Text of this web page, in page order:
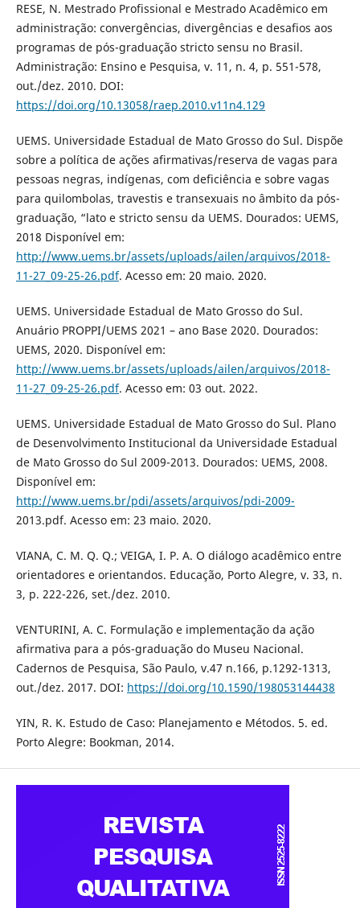
RESE, N. Mestrado Profissional e Mestrado Acadêmico em
administração: convergências, divergências e desafios aos
programas de pós-graduação stricto sensu no Brasil.
Administração: Ensino e Pesquisa, v. 11, n. 4, p. 551-578,
out./dez. 2010. DOI:
https://doi.org/10.13058/raep.2010.v11n4.129
UEMS. Universidade Estadual de Mato Grosso do Sul. Dispõe
sobre a política de ações afirmativas/reserva de vagas para
pessoas negras, indígenas, com deficiência e sobre vagas
para quilombolas, travestis e transexuais no âmbito da pós-
graduação, “lato e stricto sensu da UEMS. Dourados: UEMS,
2018 Disponível em:
http://www.uems.br/assets/uploads/ailen/arquivos/2018-
11-27_09-25-26.pdf. Acesso em: 20 maio. 2020.
UEMS. Universidade Estadual de Mato Grosso do Sul.
Anuário PROPPI/UEMS 2021 – ano Base 2020. Dourados:
UEMS, 2020. Disponível em:
http://www.uems.br/assets/uploads/ailen/arquivos/2018-
11-27_09-25-26.pdf. Acesso em: 03 out. 2022.
UEMS. Universidade Estadual de Mato Grosso do Sul. Plano
de Desenvolvimento Institucional da Universidade Estadual
de Mato Grosso do Sul 2009-2013. Dourados: UEMS, 2008.
Disponível em:
http://www.uems.br/pdi/assets/arquivos/pdi-2009-
2013.pdf. Acesso em: 23 maio. 2020.
VIANA, C. M. Q. Q.; VEIGA, I. P. A. O diálogo acadêmico entre
orientadores e orientandos. Educação, Porto Alegre, v. 33, n.
3, p. 222-226, set./dez. 2010.
VENTURINI, A. C. Formulação e implementação da ação
afirmativa para a pós-graduação do Museu Nacional.
Cadernos de Pesquisa, São Paulo, v.47 n.166, p.1292-1313,
out./dez. 2017. DOI: https://doi.org/10.1590/198053144438
YIN, R. K. Estudo de Caso: Planejamento e Métodos. 5. ed.
Porto Alegre: Bookman, 2014.